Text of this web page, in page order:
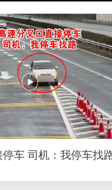
车 司机：我停车找